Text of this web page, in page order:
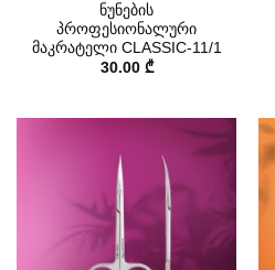
ნუნების
პროფესიონალური
მაკრატელი CLASSIC-11/1
30.00 ₾